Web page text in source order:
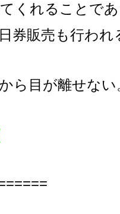
くれることで
券販売も行わ
ら目が離せない